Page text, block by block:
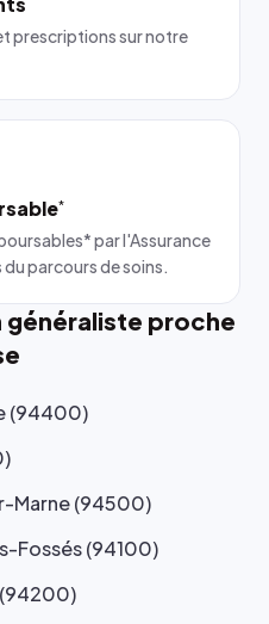
prescriptions sur notre
*
par l'Assurance
parcours de soins.
généraliste proche
(94400)
Marne (94500)
Fossés (94100)